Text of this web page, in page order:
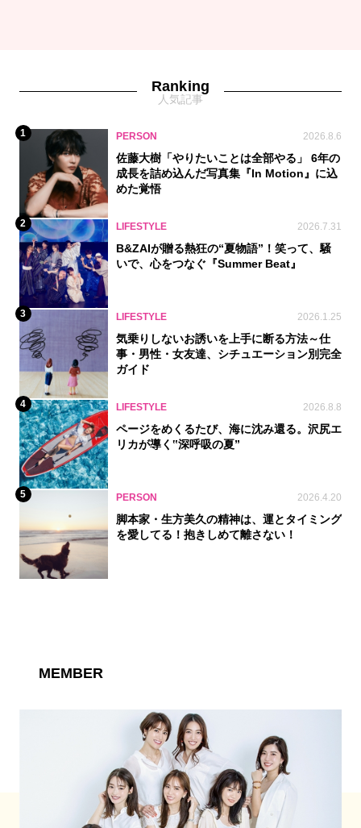
Ranking
人気記事
1 PERSON 2026.8.6
佐藤大樹「やりたいことは全部やる」 6年の
成長を詰め込んだ写真集『In Motion』に込
めた覚悟
2 LIFESTYLE 2026.7.31
B&ZAIが贈る熱狂の“夏物語”！笑って、騒
いで、心をつなぐ『Summer Beat』
3 LIFESTYLE 2026.1.25
気乗りしないお誘いを上手に断る方法～仕
事・男性・女友達、シチュエーション別完全
ガイド
4 LIFESTYLE 2026.8.8
ページをめくるたび、海に沈み還る。沢尻エ
リカが導く‟深呼吸の夏”
5 PERSON 2026.4.20
脚本家・生方美久の精神は、運とタイミング
を愛してる！抱きしめて離さない！
MEMBER